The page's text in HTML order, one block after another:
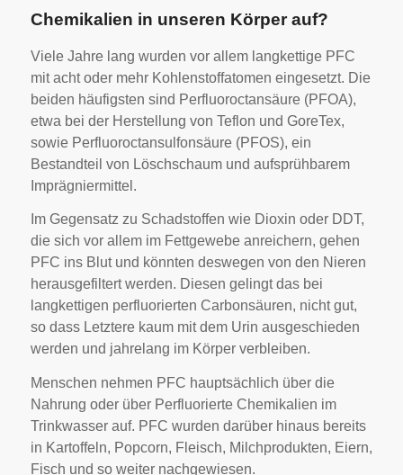
Chemikalien in unseren Körper auf?
Viele Jahre lang wurden vor allem langkettige PFC
mit acht oder mehr Kohlenstoffatomen eingesetzt. Die
beiden häufigsten sind Perfluoroctansäure (PFOA),
etwa bei der Herstellung von Teflon und GoreTex,
sowie Perfluoroctansulfonsäure (PFOS), ein
Bestandteil von Löschschaum und aufsprühbarem
Imprägniermittel.
Im Gegensatz zu Schadstoffen wie Dioxin oder DDT,
die sich vor allem im Fettgewebe anreichern, gehen
PFC ins Blut und könnten deswegen von den Nieren
herausgefiltert werden. Diesen gelingt das bei
langkettigen perfluorierten Carbonsäuren, nicht gut,
so dass Letztere kaum mit dem Urin ausgeschieden
werden und jahrelang im Körper verbleiben.
Menschen nehmen PFC hauptsächlich über die
Nahrung oder über Perfluorierte Chemikalien im
Trinkwasser auf. PFC wurden darüber hinaus bereits
in Kartoffeln, Popcorn, Fleisch, Milchprodukten, Eiern,
Fisch und so weiter nachgewiesen.